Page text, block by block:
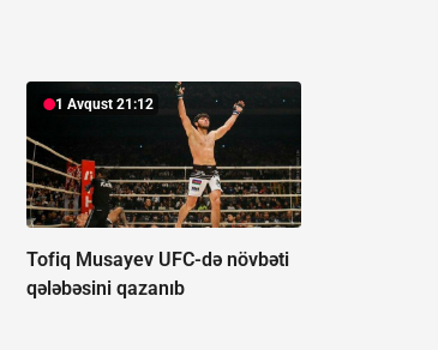
1 Avqust 21:12
Tofiq Musayev UFC-də növbəti
qələbəsini qazanıb